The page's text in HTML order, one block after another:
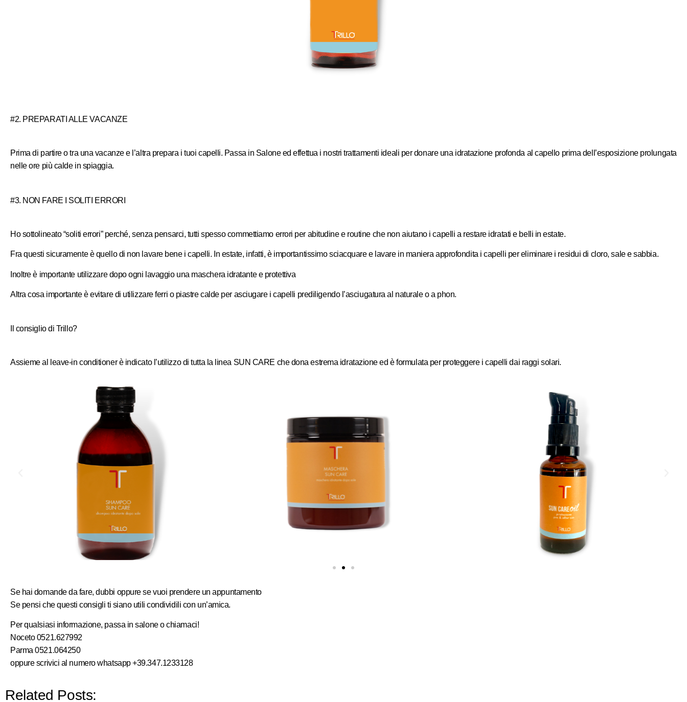
#2. PREPARATI ALLE VACANZE
Prima di partire o tra una vacanze e l’altra prepara i tuoi capelli. Passa in Salone ed effettua i nostri trattamenti ideali per donare una idratazione profonda al capello prima dell’esposizione prolungata
nelle ore più calde in spiaggia.
#3. NON FARE I SOLITI ERRORI
Ho sottolineato “soliti errori” perché, senza pensarci, tutti spesso commettiamo errori per abitudine e routine che non aiutano i capelli a restare idratati e belli in estate.
Fra questi sicuramente è quello di non lavare bene i capelli. In estate, infatti, è importantissimo sciacquare e lavare in maniera approfondita i capelli per eliminare i residui di cloro, sale e sabbia.
Inoltre è importante utilizzare dopo ogni lavaggio una maschera idratante e protettiva
Altra cosa importante è evitare di utilizzare ferri o piastre calde per asciugare i capelli prediligendo l’asciugatura al naturale o a phon.
Il consiglio di Trillo?
Assieme al leave-in conditioner è indicato l’utilizzo di tutta la linea SUN CARE che dona estrema idratazione ed è formulata per proteggere i capelli dai raggi solari.
Se hai domande da fare, dubbi oppure se vuoi prendere un appuntamento
Se pensi che questi consigli ti siano utili condividili con un’amica.
Per qualsiasi informazione, passa in salone o chiamaci!
Noceto 0521.627992
Parma 0521.064250
oppure scrivici al numero whatsapp +39.347.1233128
Related Posts: